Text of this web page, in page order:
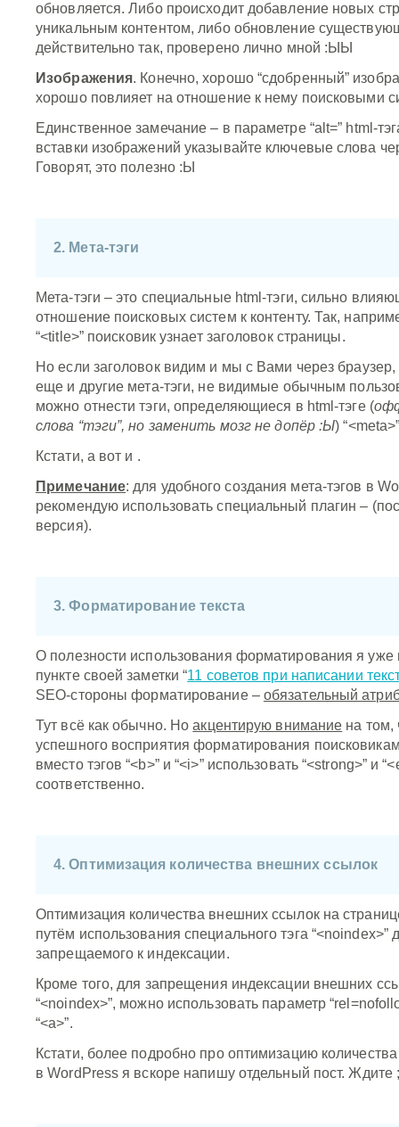
обновляется. Либо происходит добавление новых
уникальным контентом, либо обновление
действительно так, проверено лично мной :ЫЫ
Изображения. Конечно, хорошо “сдобренный”
хорошо повлияет на отношение к нему поисковыми
Единственное замечание – в параметре “alt=” html-
вставки изображений указывайте ключевые слова
Говорят, это полезно :Ы
2. Мета-тэги
Мета-тэги – это специальные html-тэги, сильно
отношение поисковых систем к контенту. Так,
“<title>” поисковик узнает заголовок страницы.
Но если заголовок видим и мы с Вами через браузер,
еще и другие мета-тэги, не видимые обычным
можно отнести тэги, определяющиеся в html-тэге (
слова “тэги”, но заменить мозг не допёр :Ы)
Кстати, а вот и .
Примечание: для удобного создания мета-тэгов в
рекомендую использовать специальный плагин –
версия).
3. Форматирование текста
О полезности использования форматирования я уже
пункте своей заметки “11 советов при написании
SEO-стороны форматирование – обязательный
Тут всё как обычно. Ноакцентирую внимание на том,
успешного восприятия форматирования
вместо тэгов “<b>” и “<i>” использовать “<strong>” и
соответственно.
4. Оптимизация количества внешних ссылок
Оптимизация количества внешних ссылок на
путём использования специального тэга “<noindex>”
запрещаемого к индексации.
Кроме того, для запрещения индексации внешних
“<noindex>”, можно использовать параметр
“<a>”.
Кстати, более подробно про оптимизацию
в WordPress я вскоре напишу отдельный пост.